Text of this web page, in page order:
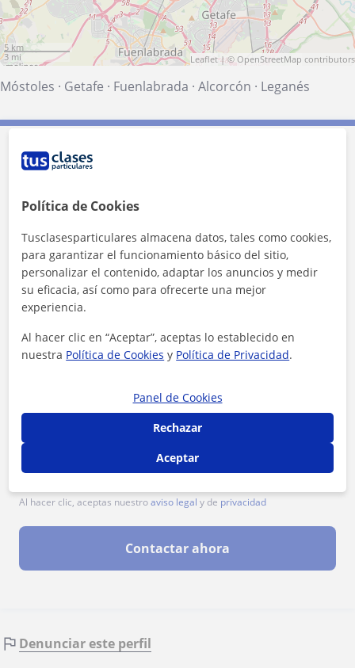
5 km
3 mi
Leaflet | © OpenStreetMap contributors
Móstoles · Getafe · Fuenlabrada · Alcorcón · Leganés
Contacta con Marta
Tarifa
1ª clase gratis
Al hacer clic, aceptas nuestroaviso legal y de privacidad
Contactar ahora
Denunciar este perfil
Política de Cookies
Tusclasesparticulares almacena datos, tales como cookies,
para garantizar el funcionamiento básico del sitio,
personalizar el contenido, adaptar los anuncios y medir
su eficacia, así como para ofrecerte una mejor
experiencia.
Al hacer clic en “Aceptar”, aceptas lo establecido en
nuestra Política de Cookies y Política de Privacidad.
Panel de Cookies
Rechazar
Aceptar